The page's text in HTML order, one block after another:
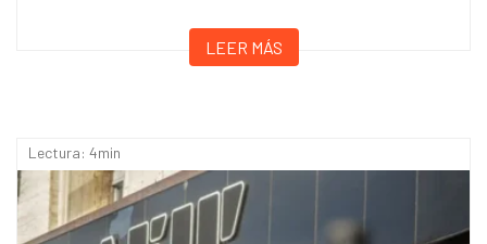
LEER MÁS
Lectura: 4min